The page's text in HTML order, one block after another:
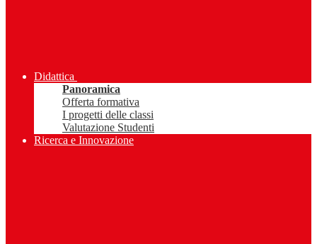
Didattica
Panoramica
Offerta formativa
I progetti delle classi
Valutazione Studenti
Ricerca e Innovazione